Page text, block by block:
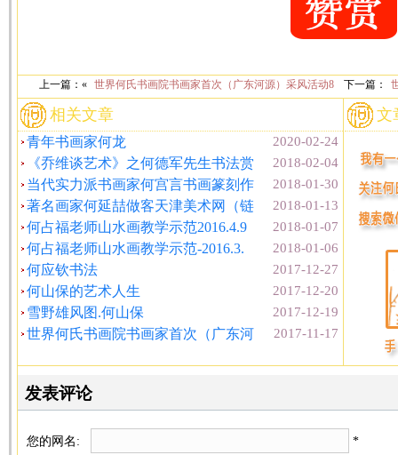
上一篇：« 世界何氏书画院书画家首次（广东河源）采风活动8 下一篇：
相关文章
2020-02-24
青年书画家何龙
2018-02-04
《乔维谈艺术》之何德军先生书法赏
2018-01-30
当代实力派书画家何宫言书画篆刻作
2018-01-13
著名画家何延喆做客天津美术网（链
2018-01-07
何占福老师山水画教学示范2016.4.9
2018-01-06
何占福老师山水画教学示范-2016.3.
2017-12-27
何应钦书法
2017-12-20
何山保的艺术人生
2017-12-19
雪野雄风图.何山保
2017-11-17
世界何氏书画院书画家首次（广东河
文
发表评论
您的网名: *